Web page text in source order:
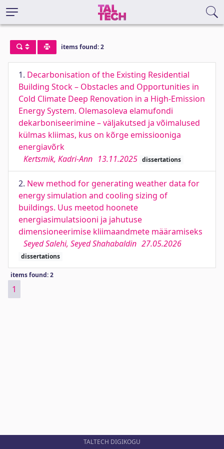
items found: 2
1. Decarbonisation of the Existing Residential
Building Stock – Obstacles and Opportunities in
Cold Climate Deep Renovation in a High-Emission
Energy System. Olemasoleva elamufondi
dekarboniseerimine – väljakutsed ja võimalused
külmas kliimas, kus on kõrge emissiooniga
energiavõrk
Kertsmik, Kadri-Ann 13.11.2025 dissertations
2. New method for generating weather data for
energy simulation and cooling sizing of
buildings. Uus meetod hoonete
energiasimulatsiooni ja jahutuse
dimensioneerimise kliimaandmete määramiseks
Seyed Salehi, Seyed Shahabaldin 27.05.2026
dissertations
items found: 2
1
TALTECH DIGIKOGU